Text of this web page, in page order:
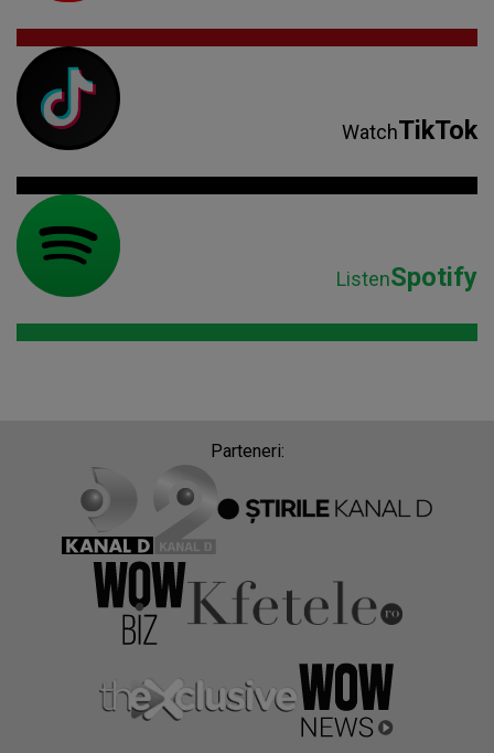
WatchTikTok
ListenSpotify
Parteneri: